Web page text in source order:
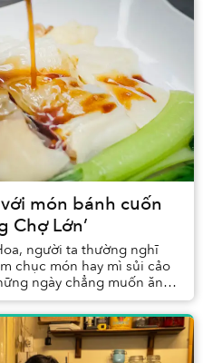
món bánh cuốn
Chợ Lớn’
người ta thường nghĩ
chục món hay mì sủi cảo
ngày chẳng muốn ăn
món gì đó nhẹ nh...